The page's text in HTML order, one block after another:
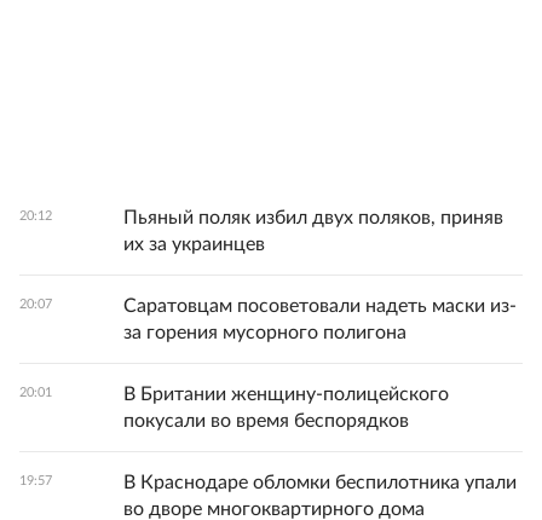
20:12
Пьяный поляк избил двух поляков, приняв
их за украинцев
20:07
Саратовцам посоветовали надеть маски из-
за горения мусорного полигона
20:01
В Британии женщину-полицейского
покусали во время беспорядков
19:57
В Краснодаре обломки беспилотника упали
во дворе многоквартирного дома